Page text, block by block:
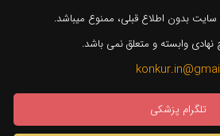
سایت بدون اطلاع قبلی، ممنوع میباشد.
وابسته و متعلق نمی باشد.
تلگرام پزشکی